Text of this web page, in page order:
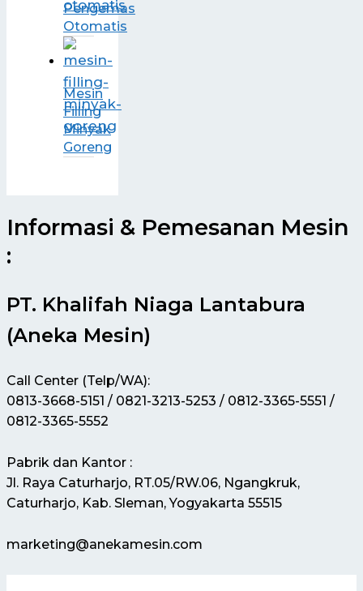
Pengemas
Otomatis
Mesin
Filling
Minyak
Goreng
Informasi & Pemesanan Mesin
:
PT. Khalifah Niaga Lantabura
(Aneka Mesin)
Call Center (Telp/WA):
0813-3668-5151 / 0821-3213-5253 / 0812-3365-5551 /
0812-3365-5552
Pabrik dan Kantor :
Jl. Raya Caturharjo, RT.05/RW.06, Ngangkruk,
Caturharjo, Kab. Sleman, Yogyakarta 55515
marketing@anekamesin.com